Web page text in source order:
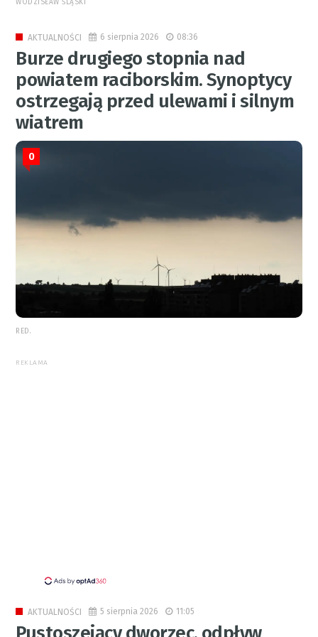
WODZISŁAW ŚLĄSKI
AKTUALNOŚCI 6 sierpnia 2026 08:36
Burze drugiego stopnia nad
powiatem raciborskim. Synoptycy
ostrzegają przed ulewami i silnym
wiatrem
0
RED.
REKLAMA
AKTUALNOŚCI 5 sierpnia 2026 11:05